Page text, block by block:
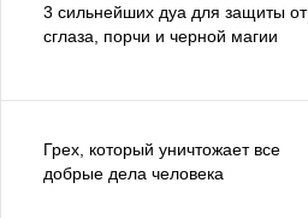
3 сильнейших дуа для защиты от
сглаза, порчи и черной магии
Грех, который уничтожает все
добрые дела человека